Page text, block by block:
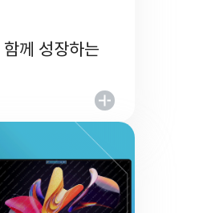
께 성장하는